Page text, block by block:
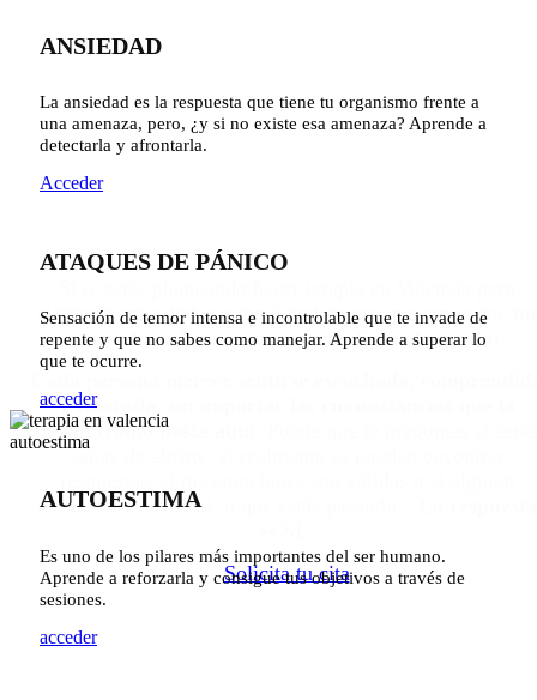
valencia y online
Tu espacio de bienestar
sientes ciertas dudas o inquietud quiero que sepas que
estás solo/a. Este es un espacio diseñado para ti.
y valorada, sin importar las circunstancias que la
hayan traído hasta aquí.
capaz de abrirte, si realmente se pueden encontrar
realmente entenderá lo que estás pasando…
Solicita tu cita
ANSIEDAD
La ansiedad es la respuesta que tiene tu organismo frente a
una amenaza, pero, ¿y si no existe esa amenaza? Aprende a
detectarla y afrontarla.
Acceder
ATAQUES DE PÁNICO
Sensación de temor intensa e incontrolable que te invade de
repente y que no sabes como manejar. Aprende a superar lo
que te ocurre.
acceder
AUTOESTIMA
Es uno de los pilares más importantes del ser humano.
Aprende a reforzarla y consigue tus objetivos a través de
sesiones.
acceder